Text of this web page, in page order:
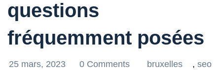
questions
fréquemment posées
25 mars, 2023 0 Comments bruxelles , seo